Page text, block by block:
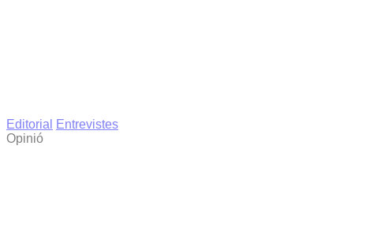
Editorial
Entrevistes
Opinió